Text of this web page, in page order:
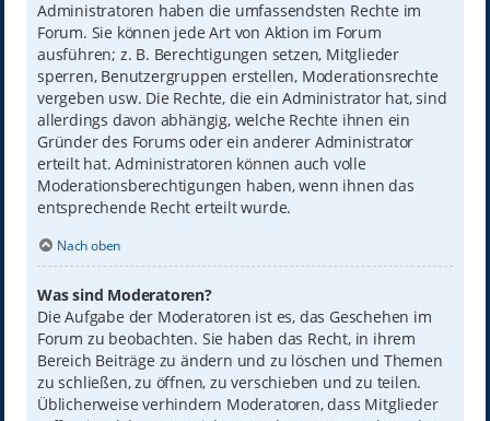
Administratoren haben die umfassendsten Rechte im
Forum. Sie können jede Art von Aktion im Forum
ausführen; z. B. Berechtigungen setzen, Mitglieder
sperren, Benutzergruppen erstellen, Moderationsrechte
vergeben usw. Die Rechte, die ein Administrator hat, sind
allerdings davon abhängig, welche Rechte ihnen ein
Gründer des Forums oder ein anderer Administrator
erteilt hat. Administratoren können auch volle
Moderationsberechtigungen haben, wenn ihnen das
entsprechende Recht erteilt wurde.
Nach oben
Was sind Moderatoren?
Die Aufgabe der Moderatoren ist es, das Geschehen im
Forum zu beobachten. Sie haben das Recht, in ihrem
Bereich Beiträge zu ändern und zu löschen und Themen
zu schließen, zu öffnen, zu verschieben und zu teilen.
Üblicherweise verhindern Moderatoren, dass Mitglieder